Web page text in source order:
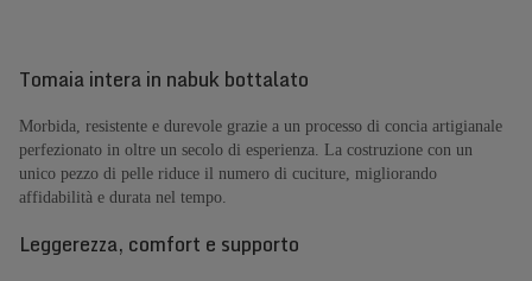
Tomaia intera in nabuk bottalato
Morbida, resistente e durevole grazie a un processo di concia artigianale
perfezionato in oltre un secolo di esperienza. La costruzione con un
unico pezzo di pelle riduce il numero di cuciture, migliorando
affidabilità e durata nel tempo.
Leggerezza, comfort e supporto